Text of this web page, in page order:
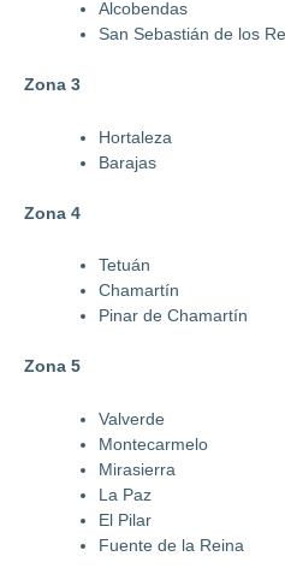
Alcobendas
San Sebastián de los
Zona 3
Hortaleza
Barajas
Zona 4
Tetuán
Chamartín
Pinar de Chamartín
Zona 5
Valverde
Montecarmelo
Mirasierra
La Paz
El Pilar
Fuente de la Reina